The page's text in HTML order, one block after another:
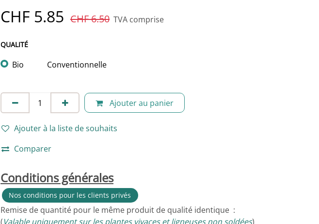
CHF 5.85 CHF6.50 TVA comprise
QUALITÉ
Bio Conventionnelle
Ajouter au panier
Ajouter à la liste de souhaits
Comparer
Conditions générales
Nos conditions pour les clients privés
Remise de quantité pour le même produit de qualité identique :
(Valable uniquement sur les plantes vivaces et ligneuses non soldées)